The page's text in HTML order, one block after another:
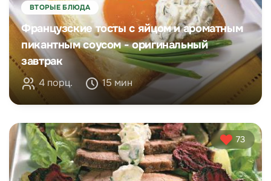
ВТОРЫЕ БЛЮДА
Французские тосты с яйцом и ароматным
пикантным соусом - оригинальный
завтрак
4 порц. 15 мин
73